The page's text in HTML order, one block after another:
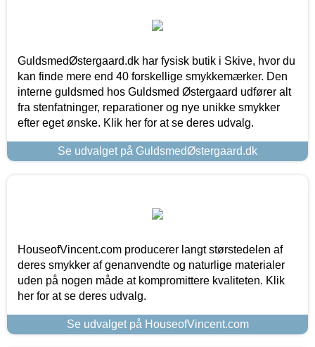
GuldsmedØstergaard.dk har fysisk butik i Skive, hvor du
kan finde mere end 40 forskellige smykkemærker. Den
interne guldsmed hos Guldsmed Østergaard udfører alt
fra stenfatninger, reparationer og nye unikke smykker
efter eget ønske. Klik her for at se deres udvalg.
Se udvalget på GuldsmedØstergaard.dk
HouseofVincent.com producerer langt størstedelen af
deres smykker af genanvendte og naturlige materialer
uden på nogen måde at kompromittere kvaliteten. Klik
her for at se deres udvalg.
Se udvalget på HouseofVincent.com